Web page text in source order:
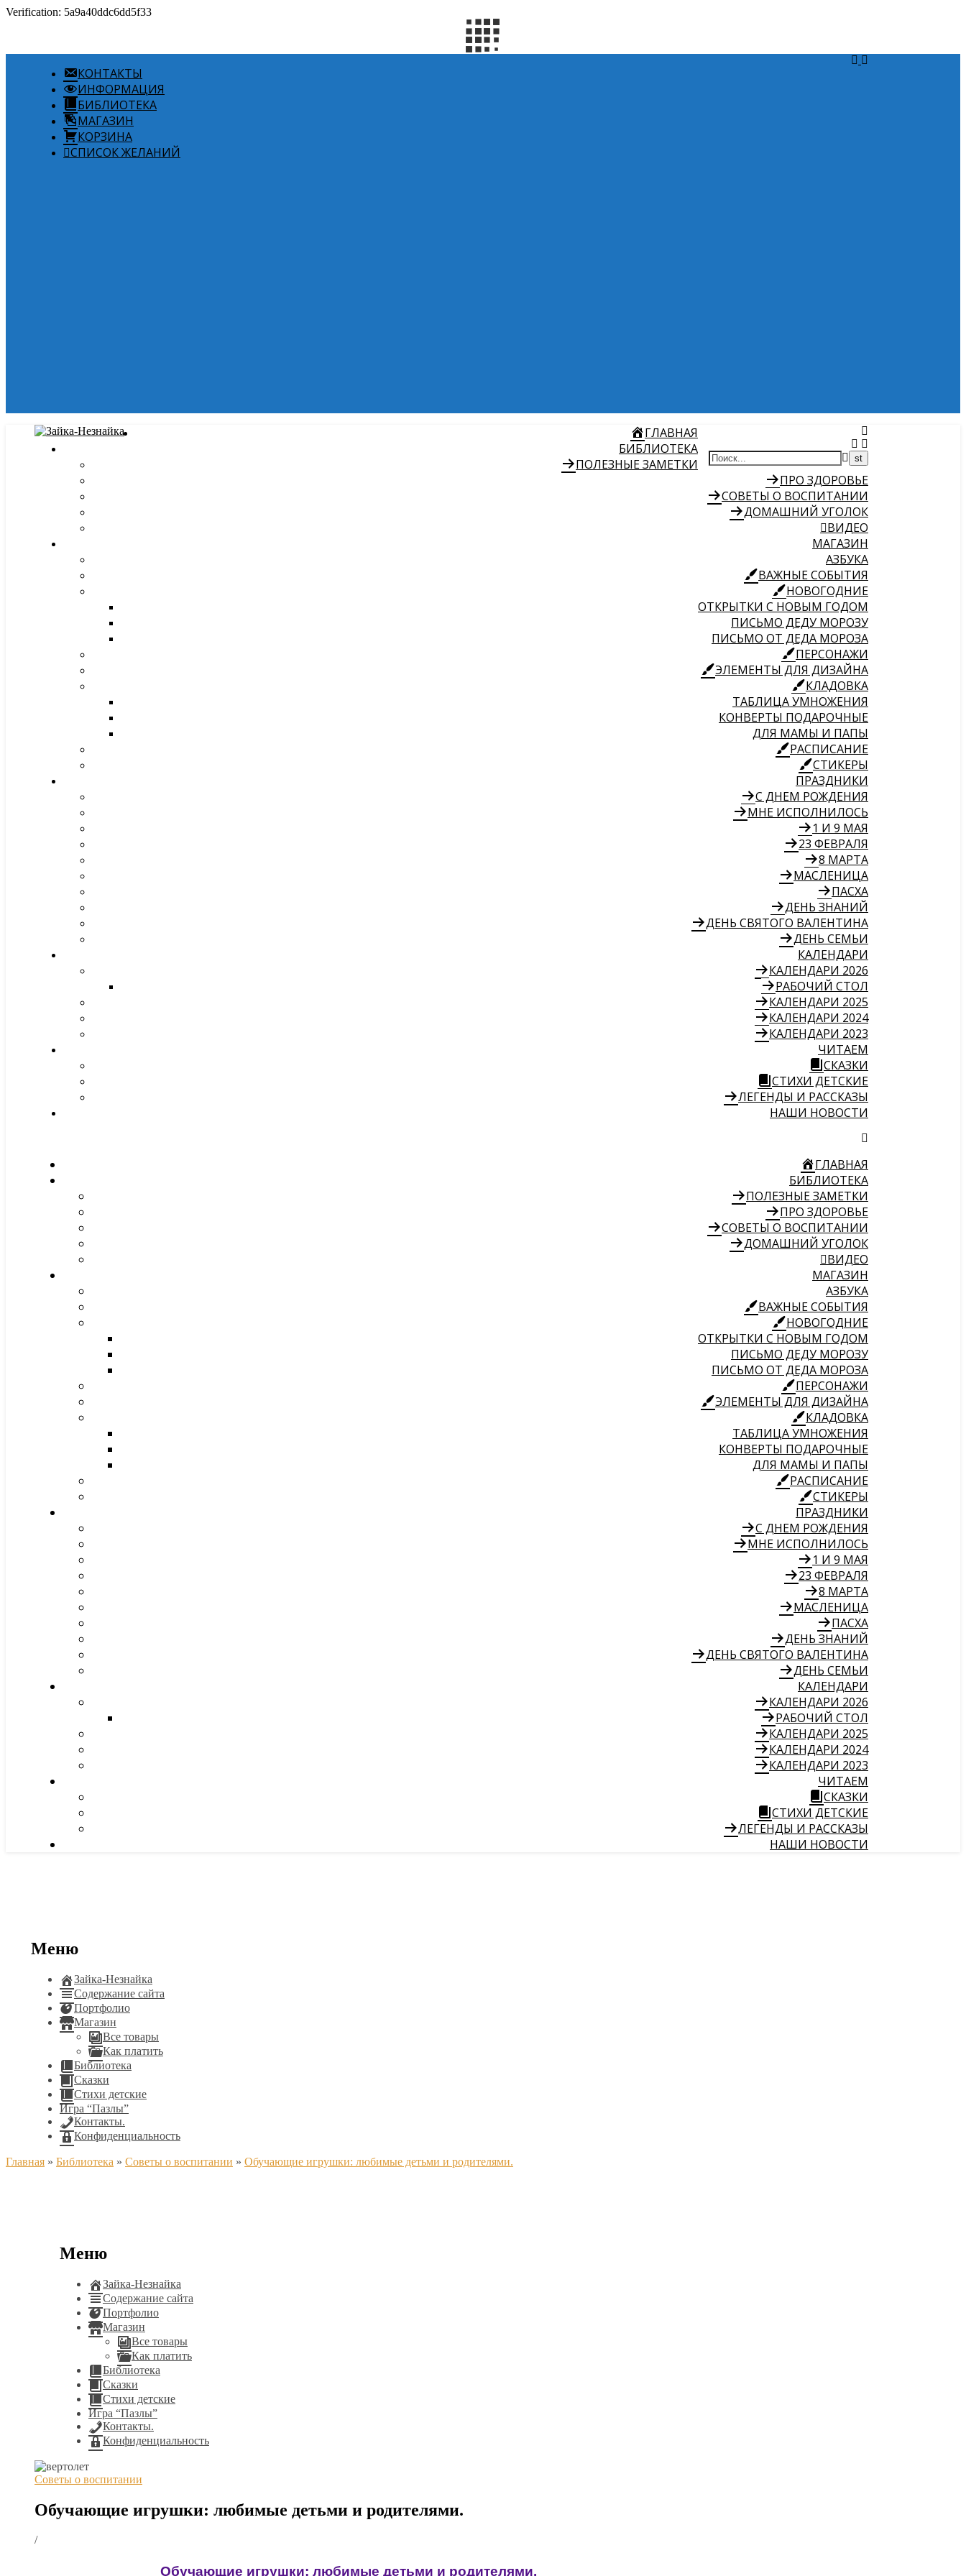
Verification: 5a9a40ddc6dd5f33
КОНТАКТЫ
ИНФОРМАЦИЯ
БИБЛИОТЕКА
МАГАЗИН
КОРЗИНА
СПИСОК ЖЕЛАНИЙ
ГЛАВНАЯ
БИБЛИОТЕКА
ПОЛЕЗНЫЕ ЗАМЕТКИ
ПРО ЗДОРОВЬЕ
СОВЕТЫ О ВОСПИТАНИИ
ДОМАШНИЙ УГОЛОК
ВИДЕО
МАГАЗИН
АЗБУКА
ВАЖНЫЕ СОБЫТИЯ
НОВОГОДНИЕ
ОТКРЫТКИ С НОВЫМ ГОДОМ
ПИСЬМО ДЕДУ МОРОЗУ
ПИСЬМО ОТ ДЕДА МОРОЗА
ПЕРСОНАЖИ
ЭЛЕМЕНТЫ ДЛЯ ДИЗАЙНА
КЛАДОВКА
ТАБЛИЦА УМНОЖЕНИЯ
КОНВЕРТЫ ПОДАРОЧНЫЕ
ДЛЯ МАМЫ И ПАПЫ
РАСПИСАНИЕ
СТИКЕРЫ
ПРАЗДНИКИ
С ДНЕМ РОЖДЕНИЯ
МНЕ ИСПОЛНИЛОСЬ
1 И 9 МАЯ
23 ФЕВРАЛЯ
8 МАРТА
МАСЛЕНИЦА
ПАСХА
ДЕНЬ ЗНАНИЙ
ДЕНЬ СВЯТОГО ВАЛЕНТИНА
ДЕНЬ СЕМЬИ
КАЛЕНДАРИ
КАЛЕНДАРИ 2026
РАБОЧИЙ СТОЛ
КАЛЕНДАРИ 2025
КАЛЕНДАРИ 2024
КАЛЕНДАРИ 2023
ЧИТАЕМ
СКАЗКИ
СТИХИ ДЕТСКИЕ
ЛЕГЕНДЫ И РАССКАЗЫ
НАШИ НОВОСТИ
ГЛАВНАЯ
БИБЛИОТЕКА
ПОЛЕЗНЫЕ ЗАМЕТКИ
ПРО ЗДОРОВЬЕ
СОВЕТЫ О ВОСПИТАНИИ
ДОМАШНИЙ УГОЛОК
ВИДЕО
МАГАЗИН
АЗБУКА
ВАЖНЫЕ СОБЫТИЯ
НОВОГОДНИЕ
ОТКРЫТКИ С НОВЫМ ГОДОМ
ПИСЬМО ДЕДУ МОРОЗУ
ПИСЬМО ОТ ДЕДА МОРОЗА
ПЕРСОНАЖИ
ЭЛЕМЕНТЫ ДЛЯ ДИЗАЙНА
КЛАДОВКА
ТАБЛИЦА УМНОЖЕНИЯ
КОНВЕРТЫ ПОДАРОЧНЫЕ
ДЛЯ МАМЫ И ПАПЫ
РАСПИСАНИЕ
СТИКЕРЫ
ПРАЗДНИКИ
С ДНЕМ РОЖДЕНИЯ
МНЕ ИСПОЛНИЛОСЬ
1 И 9 МАЯ
23 ФЕВРАЛЯ
8 МАРТА
МАСЛЕНИЦА
ПАСХА
ДЕНЬ ЗНАНИЙ
ДЕНЬ СВЯТОГО ВАЛЕНТИНА
ДЕНЬ СЕМЬИ
КАЛЕНДАРИ
КАЛЕНДАРИ 2026
РАБОЧИЙ СТОЛ
КАЛЕНДАРИ 2025
КАЛЕНДАРИ 2024
КАЛЕНДАРИ 2023
ЧИТАЕМ
СКАЗКИ
СТИХИ ДЕТСКИЕ
ЛЕГЕНДЫ И РАССКАЗЫ
НАШИ НОВОСТИ
Меню
Зайка-Незнайка
Содержание сайта
Портфолио
Магазин
Все товары
Как платить
Библиотека
Сказки
Стихи детские
Игра “Пазлы”
Контакты.
Конфиденциальность
Главная » Библиотека » Советы о воспитании » Обучающие игрушки: любимые детьми и родителями.
Меню
Зайка-Незнайка
Содержание сайта
Портфолио
Магазин
Все товары
Как платить
Библиотека
Сказки
Стихи детские
Игра “Пазлы”
Контакты.
Конфиденциальность
Советы о воспитании
Обучающие игрушки: любимые детьми и родителями.
/
Обучающие игрушки: любимые детьми и родителями.